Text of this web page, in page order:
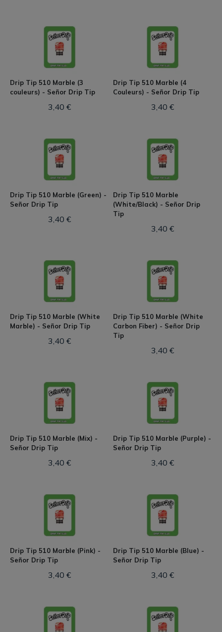
Drip Tip 510 Marble (3
couleurs) - Señor Drip Tip
3,40 €
Drip Tip 510 Marble (4
Couleurs) - Señor Drip Tip
3,40 €
Drip Tip 510 Marble (Green) -
Señor Drip Tip
3,40 €
Drip Tip 510 Marble
(White/Black) - Señor Drip
Tip
3,40 €
Drip Tip 510 Marble (White
Marble) - Señor Drip Tip
3,40 €
Drip Tip 510 Marble (White
Carbon Fiber) - Señor Drip
Tip
3,40 €
Drip Tip 510 Marble (Mix) -
Señor Drip Tip
3,40 €
Drip Tip 510 Marble (Purple) -
Señor Drip Tip
3,40 €
Drip Tip 510 Marble (Pink) -
Señor Drip Tip
3,40 €
Drip Tip 510 Marble (Blue) -
Señor Drip Tip
3,40 €